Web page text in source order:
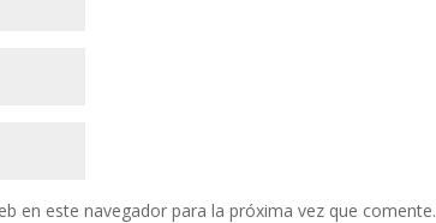
en este navegador para la próxima vez que comente.